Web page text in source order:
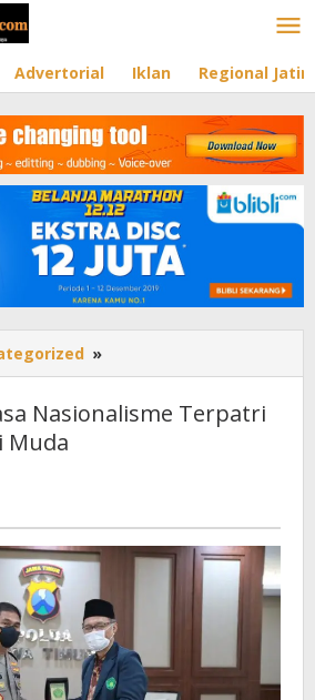
Advertorial Iklan Regional Jatim
»
Rasa
Nasionalisme
Terpatri
Nasionalisme Terpatri
Muda